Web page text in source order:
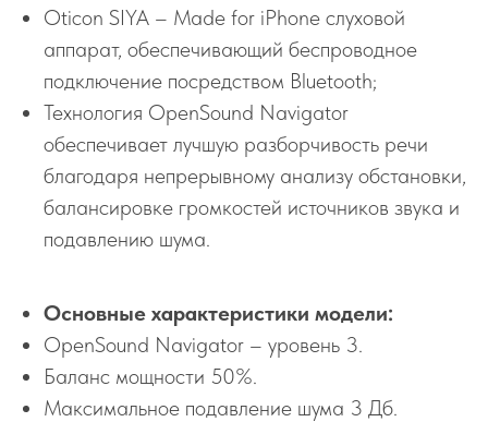
Oticon SIYA – Made for iPhone слуховой
аппарат, обеспечивающий беспроводное
подключение посредством Bluetooth;
Технология OpenSound Navigator
обеспечивает лучшую разборчивость речи
благодаря непрерывному анализу обстановки,
балансировке громкостей источников звука и
подавлению шума.
Основные характеристики модели:
OpenSound Navigator – уровень 3.
Баланс мощности 50%.
Максимальное подавление шума 3 Дб.